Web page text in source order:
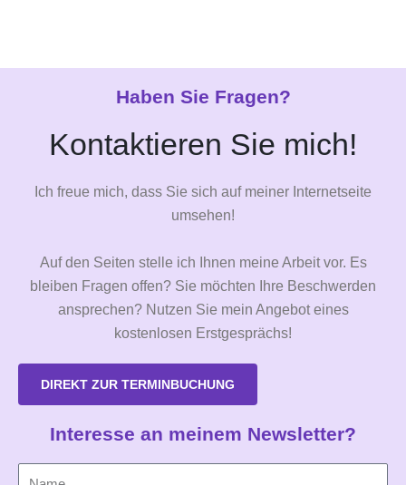
Haben Sie Fragen?
Kontaktieren Sie mich!
Ich freue mich, dass Sie sich auf meiner Internetseite
umsehen!
Auf den Seiten stelle ich Ihnen meine Arbeit vor. Es
bleiben Fragen offen? Sie möchten Ihre Beschwerden
ansprechen? Nutzen Sie mein Angebot eines
kostenlosen Erstgesprächs!
DIREKT ZUR TERMINBUCHUNG
Interesse an meinem Newsletter?